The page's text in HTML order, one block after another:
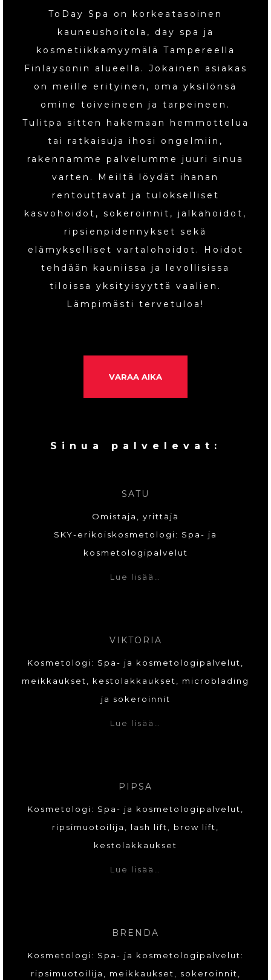
ToDay Spa on korkeatasoinen
kauneushoitola, day spa ja
kosmetiikkamyymälä Tampereella
Finlaysonin alueella. Jokainen asiakas
on meille erityinen, oma yksilönsä
omine toiveineen ja tarpeineen.
Tulitpa sitten hakemaan hemmottelua
tai ratkaisuja ihosi ongelmiin,
rakennamme palvelumme juuri sinua
varten. Meiltä löydät ihanan
rentouttavat ja tulokselliset
kasvohoidot, sokeroinnit, jalkahoidot,
ripsienpidennykset sekä
elämykselliset vartalohoidot. Hoidot
tehdään kauniissa ja levollisissa
tiloissa yksityisyyttä vaalien.
Lämpimästi tervetuloa!
VARAA AIKA
Sinua palvelevat:
SATU
Omistaja, yrittäjä
SKY-erikoiskosmetologi: Spa- ja
kosmetologipalvelut
Lue lisää…
VIKTORIA
Kosmetologi: Spa- ja kosmetologipalvelut,
meikkaukset, kestolakkaukset, microblading
ja sokeroinnit
Lue lisää…
PIPSA
Kosmetologi: Spa- ja kosmetologipalvelut,
ripsimuotoilija, lash lift, brow lift,
kestolakkaukset
Lue lisää…
BRENDA
Kosmetologi: Spa- ja kosmetologipalvelut:
ripsimuotoilija, meikkaukset, sokeroinnit,